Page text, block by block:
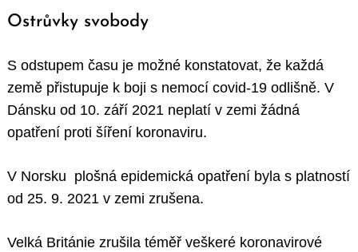
Ostrůvky svobody
S odstupem času je možné konstatovat, že každá
země přistupuje k boji s nemocí covid-19 odlišně. V
Dánsku od 10. září 2021 neplatí v zemi žádná
opatření proti šíření koronaviru.
V Norsku plošná epidemická opatření byla s platností
od 25. 9. 2021 v zemi zrušena.
Velká Británie zrušila téměř veškeré koronavirové